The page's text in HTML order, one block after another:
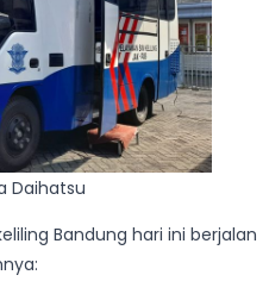
Daihatsu
Bandung hari ini berjalan